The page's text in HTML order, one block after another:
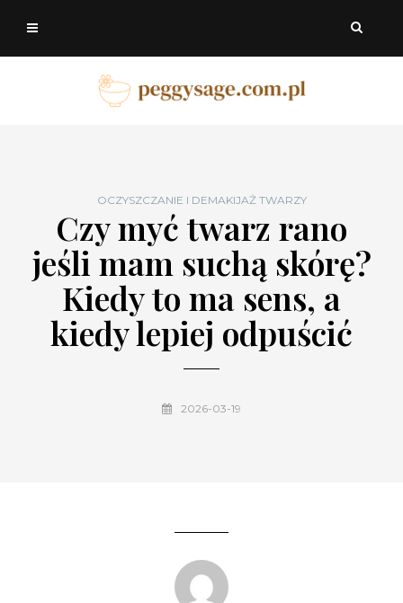
OCZYSZCZANIE I DEMAKIJAŻ TWARZY
Czy myć twarz rano
jeśli mam suchą skórę?
Kiedy to ma sens, a
kiedy lepiej odpuścić
2026-03-19